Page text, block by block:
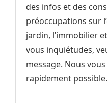
des infos et des
préoccupations sur
jardin, l’immobilier
vous inquiétudes,
message. Nous
rapidement possible.